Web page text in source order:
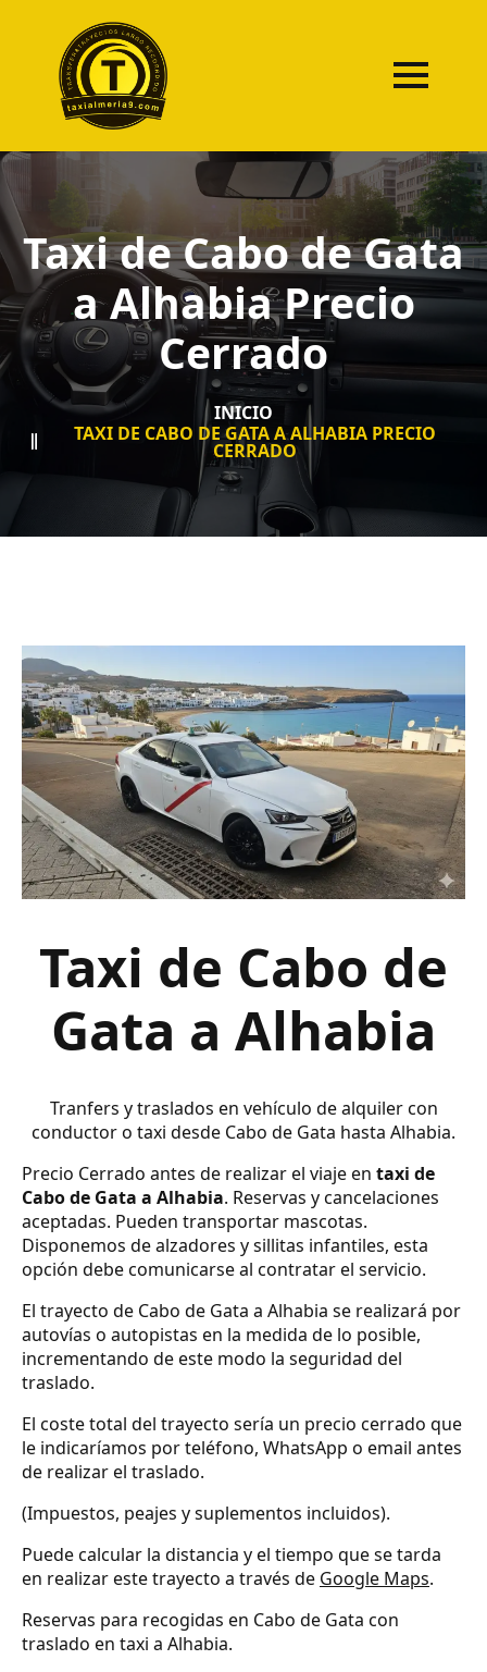
Taxi de Cabo de Gata
a Alhabia Precio
Cerrado
INICIO
TAXI DE CABO DE GATA A ALHABIA PRECIO
CERRADO
Taxi de Cabo de
Gata a Alhabia
Tranfers y traslados en vehículo de alquiler con
conductor o taxi desde Cabo de Gata hasta Alhabia.
Precio Cerrado antes de realizar el viaje en taxi de
Cabo de Gata a Alhabia. Reservas y cancelaciones
aceptadas. Pueden transportar mascotas.
Disponemos de alzadores y sillitas infantiles, esta
opción debe comunicarse al contratar el servicio.
El trayecto de Cabo de Gata a Alhabia se realizará por
autovías o autopistas en la medida de lo posible,
incrementando de este modo la seguridad del
traslado.
El coste total del trayecto sería un precio cerrado que
le indicaríamos por teléfono, WhatsApp o email antes
de realizar el traslado.
(Impuestos, peajes y suplementos incluidos).
Puede calcular la distancia y el tiempo que se tarda
en realizar este trayecto a través de Google Maps.
Reservas para recogidas en Cabo de Gata con
traslado en taxi a Alhabia.